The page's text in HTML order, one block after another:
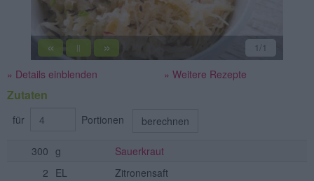
« || » 1/1
» Details einblenden » Weitere Rezepte
Zutaten
für Portionen berechnen
300 g
Sauerkraut
2 EL
Zitronensaft